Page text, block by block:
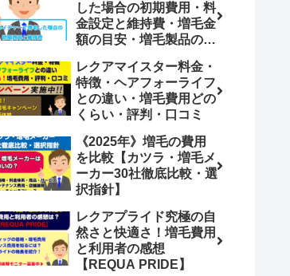
した場合の初期費用・料
金設定と維持費・増毛金
額の目安・増毛製品の比
レクアマイスター料金・
特徴・ヘアフォーライフ
との違い・増毛費用どの
くらい・評判・口コミ
《2025年》増毛の費用
を比較【カツラ・増毛メ
ーカー30社徹底比較・選
択指針】
レクアプライド究極の自
然さと快適さ！増毛費用
と利用者の感想
【REQUA PRIDE】